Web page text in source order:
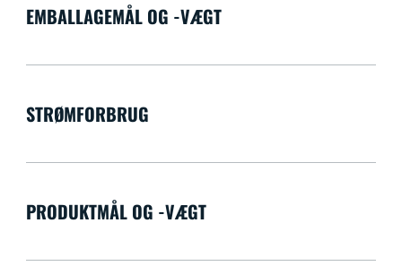
EMBALLAGEMÅL OG -VÆGT
STRØMFORBRUG
PRODUKTMÅL OG -VÆGT